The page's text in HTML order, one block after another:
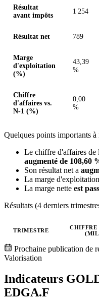
Résultat
avant impôts
1 254
Résultat net 789
Marge
d'exploitation
(%)
43,39
%
Chiffre
d'affaires vs.
N-1 (%)
0,00
%
Quelques points importants à
Le chiffre d'affaires
augmenté de 108,60
Son résultat net a
La marge d'exploitation
La marge nette est
Résultats (4 derniers
Valeurs trimestrielles en
TRIMESTRE
CHIFFRE
Prochaine publication de
Valorisation
Indicateurs
EDGA.F